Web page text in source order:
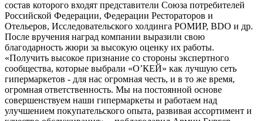
состав которого входят представители Союза потребителей
Российской Федерации, Федерации Рестораторов и
Отельеров, Исследовательского холдинга РОМИР, BDO и др.
После вручения наград компании выразили свою
благодарность жюри за высокую оценку их работы.
«Получить высокое признание со стороны экспертного
сообщества, которые выбрали «О’КЕЙ» как лучшую сеть
гипермаркетов - для нас огромная честь, и в то же время,
огромная ответственность. Мы на постоянной основе
совершенствуем наши гипермаркеты и работаем над
улучшением покупательского опыта, развивая ассортимент и